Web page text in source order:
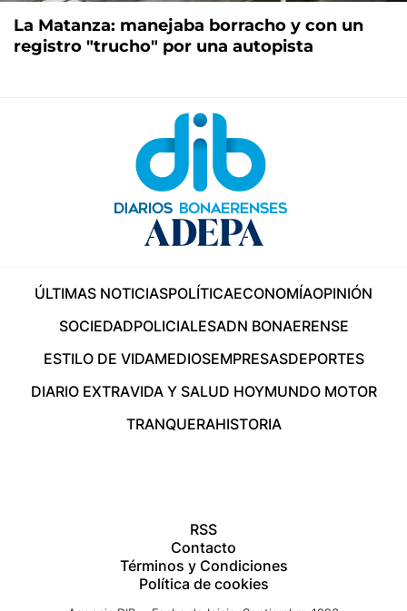
La Matanza: manejaba borracho y con un
registro "trucho" por una autopista
ÚLTIMAS NOTICIASPOLÍTICAECONOMÍAOPINIÓN
SOCIEDADPOLICIALESADN BONAERENSE
ESTILO DE VIDAMEDIOSEMPRESASDEPORTES
DIARIO EXTRAVIDA Y SALUD HOYMUNDO MOTOR
TRANQUERAHISTORIA
RSS
Contacto
Términos y Condiciones
Política de cookies